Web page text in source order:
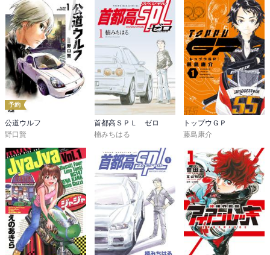
予約
公道ウルフ
野口賢
首都高ＳＰＬ ゼロ
楠みちはる
トップウＧＰ
藤島康介